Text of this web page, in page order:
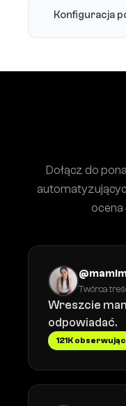
Konfiguracja
Dołącz do
ocena
Twórca
Wreszcie
odpowiadać.
121K